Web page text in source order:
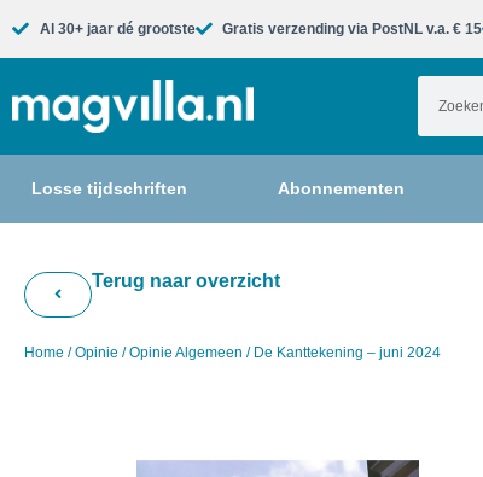
Al 30+ jaar dé grootste​ Gratis verzending via PostNL v.a. € 15
Losse tijdschriften Abonnementen
Terug naar overzicht
Home /Opinie /Opinie Algemeen / De Kanttekening – juni 2024